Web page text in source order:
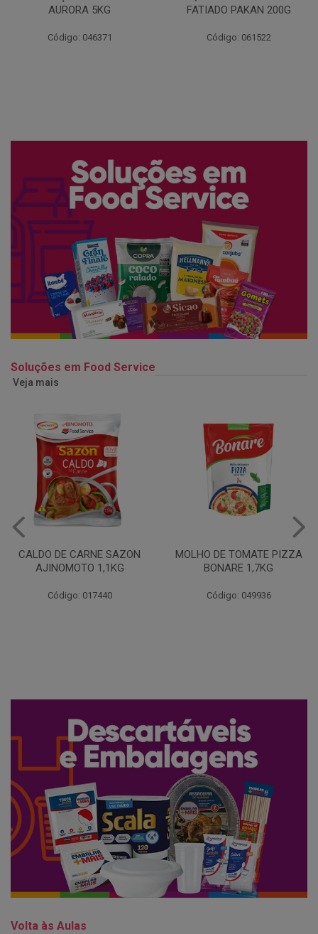
FATIADO PAKAN 200G
Código: 061522
CONG COPACOL 1KG
Código: 066530
Soluções em Food Service
Veja mais
MOLHO DE TOMATE PIZZA
BONARE 1,7KG
Código: 049936
MARGARINA USO
PROFISSIONAL 80% CUKIN
Código: 062469
Volta às Aulas